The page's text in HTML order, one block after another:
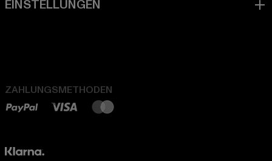
ZAHLUNGSMETHODEN